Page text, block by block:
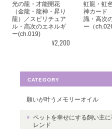
この度は
うござい
ようで嬉し
2022/05/30
光の龍・才能開花
（金龍・龍神・昇り
龍）／スピリチュア
ル・高次のエネルギ
ー(ch.019)
¥2,200
虹龍・虹
神カード
識・高次
ー（
CATEGORY
願いが叶うメモリーオイル
ペットを幸せにする飼い主
レンド